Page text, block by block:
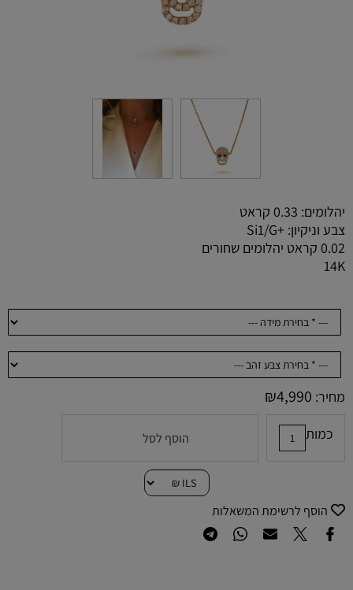
יהלומים: 0.33 קראט
צבע וניקיון: +Si1/G
0.02 קראט יהלומים שחורים
14K
מחיר: ₪4,990
כמות הוסף לסל
הוסף לרשימת המשאלות